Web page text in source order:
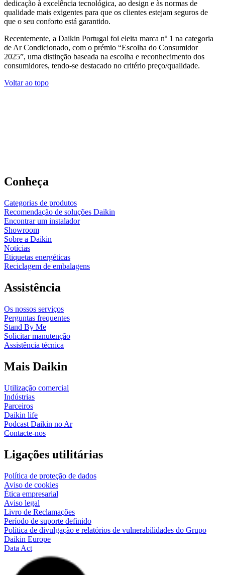
dedicação à excelência tecnológica, ao design e às normas de
qualidade mais exigentes para que os clientes estejam seguros de
que o seu conforto está garantido.
Recentemente, a Daikin Portugal foi eleita marca nº 1 na categoria
de Ar Condicionado, com o prémio “Escolha do Consumidor
2025”, uma distinção baseada na escolha e reconhecimento dos
consumidores, tendo-se destacado no critério preço/qualidade.
Voltar ao topo
Conheça
Categorias de produtos
Recomendação de soluções Daikin
Encontrar um instalador
Showroom
Sobre a Daikin
Notícias
Etiquetas energéticas
Reciclagem de embalagens
Assistência
Os nossos serviços
Perguntas frequentes
Stand By Me
Solicitar manutenção
Assistência técnica
Mais Daikin
Utilização comercial
Indústrias
Parceiros
Daikin life
Podcast Daikin no Ar
Contacte-nos
Ligações utilitárias
Política de proteção de dados
Aviso de cookies
Ética empresarial
Aviso legal
Livro de Reclamações
Período de suporte definido
Política de divulgação e relatórios de vulnerabilidades do Grupo
Daikin Europe
Data Act